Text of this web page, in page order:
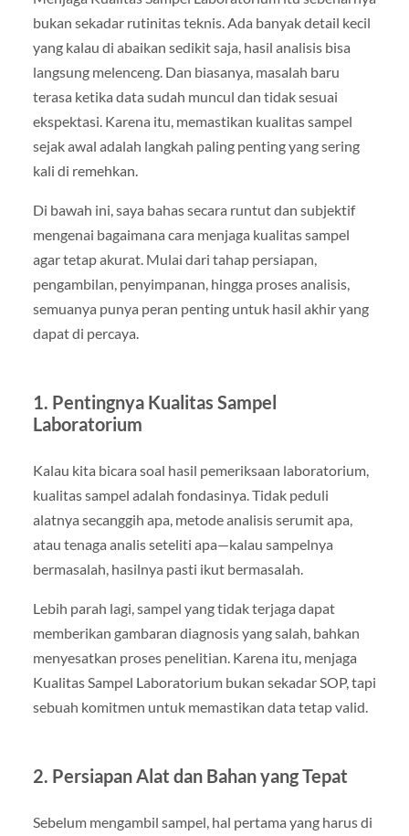
bukan sekadar rutinitas teknis. Ada banyak detail kecil
yang kalau di abaikan sedikit saja, hasil analisis bisa
langsung melenceng. Dan biasanya, masalah baru
terasa ketika data sudah muncul dan tidak sesuai
ekspektasi. Karena itu, memastikan kualitas sampel
sejak awal adalah langkah paling penting yang sering
kali di remehkan.
Di bawah ini, saya bahas secara runtut dan subjektif
mengenai bagaimana cara menjaga kualitas sampel
agar tetap akurat. Mulai dari tahap persiapan,
pengambilan, penyimpanan, hingga proses analisis,
semuanya punya peran penting untuk hasil akhir yang
dapat di percaya.
1. Pentingnya Kualitas Sampel
Laboratorium
Kalau kita bicara soal hasil pemeriksaan laboratorium,
kualitas sampel adalah fondasinya. Tidak peduli
alatnya secanggih apa, metode analisis serumit apa,
atau tenaga analis seteliti apa—kalau sampelnya
bermasalah, hasilnya pasti ikut bermasalah.
Lebih parah lagi, sampel yang tidak terjaga dapat
memberikan gambaran diagnosis yang salah, bahkan
menyesatkan proses penelitian. Karena itu, menjaga
Kualitas Sampel Laboratorium bukan sekadar SOP, tapi
sebuah komitmen untuk memastikan data tetap valid.
2. Persiapan Alat dan Bahan yang Tepat
Sebelum mengambil sampel, hal pertama yang harus di